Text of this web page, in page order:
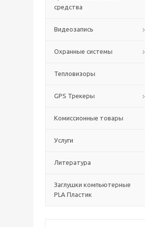
средства
Видеозапись
Охранные системы
Тепловизоры
GPS Трекеры
Комиссионные товары
Услуги
Литература
Заглушки компьютерные
PLA Пластик